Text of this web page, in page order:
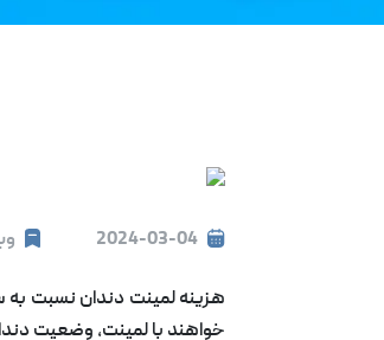
2024-03-04
هزینه لمینت دندان نسبت به
خواهند با لمینت، وضعیت